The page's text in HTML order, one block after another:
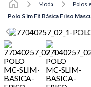
Moda Polos